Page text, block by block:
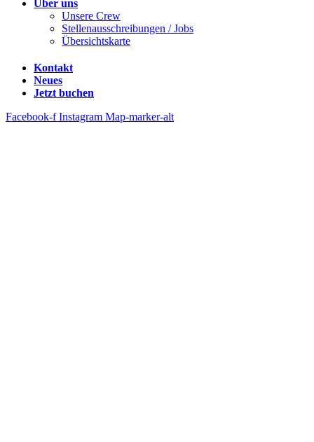
Über uns
Unsere Crew
Stellenausschreibungen / Jobs
Übersichtskarte
Kontakt
Neues
Jetzt buchen
Facebook-f Instagram Map-marker-alt